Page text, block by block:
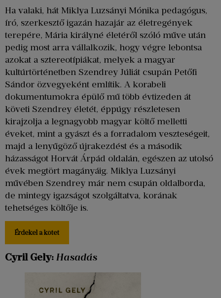
Ha valaki, hát Miklya Luzsányi Mónika pedagógus,
író, szerkesztő igazán hazajár az életregények
terepére, Mária királyné életéről szóló műve után
pedig most arra vállalkozik, hogy végre lebontsa
azokat a sztereotípiákat, melyek a magyar
kultúrtörténetben Szendrey Júliát csupán Petőfi
Sándor özvegyeként említik. A korabeli
dokumentumokra épülő mű több évtizeden át
követi Szendrey életét, éppúgy részletesen
kirajzolja a legnagyobb magyar költő melletti
éveket, mint a gyászt és a forradalom veszteségeit,
majd a lenyűgöző újrakezdést és a második
házasságot Horvát Árpád oldalán, egészen az utolsó
évek megtört magányáig. Miklya Luzsányi
művében Szendrey már nem csupán oldalborda,
de mintegy igazságot szolgáltatva, korának
tehetséges költője is.
Érdekel a kötet
Cyril Gely: Hasadás